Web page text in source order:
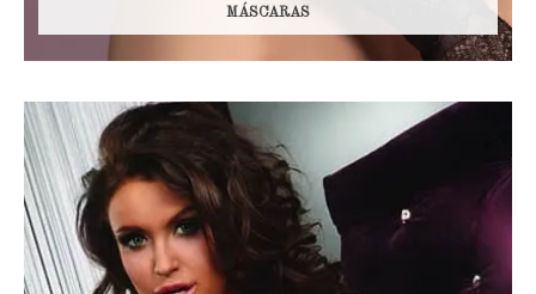
MÁSCARAS